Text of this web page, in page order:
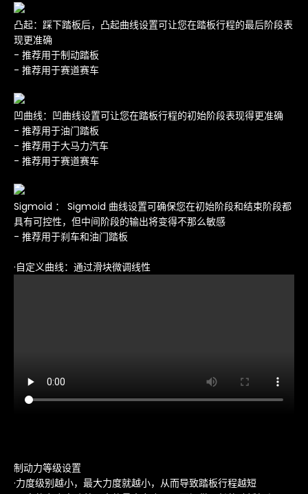
凸起： 踩下踏板后，凸起曲线设置可让您在踏板行程的最后阶段表
现更准确
- 推荐用于制动踏板
- 推荐用于赛道赛车
凹曲线： 凹曲线设置可让您在踏板行程的初始阶段表现得更准确
- 推荐用于油门踏板
- 推荐用于大马力汽车
- 推荐用于赛道赛车
Sigmoid ：
Sigmoid 曲线设置可确保您在初始阶段和结束阶段都
具有可控性，但中间阶段的输出将变得不那么敏感
- 推荐用于刹车和油门踏板
·自定义曲线： 通过滑块微调线性
制动力等级设置
·力度级别越小，最大力度就越小，从而导致踏板行程越短